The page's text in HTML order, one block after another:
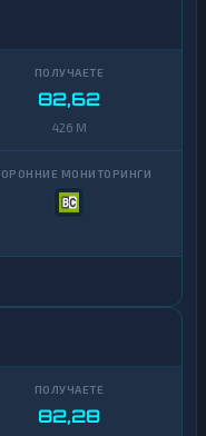
82,62
426 M
82,28